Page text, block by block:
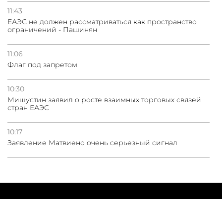
11:43
ЕАЭС не должен рассматриваться как пространство
ограничений - Пашинян
11:06
Флаг под запретом
10:30
Мишустин заявил о росте взаимных торговых связей
стран ЕАЭС
10:17
Заявление Матвиено очень серьезный сигнал